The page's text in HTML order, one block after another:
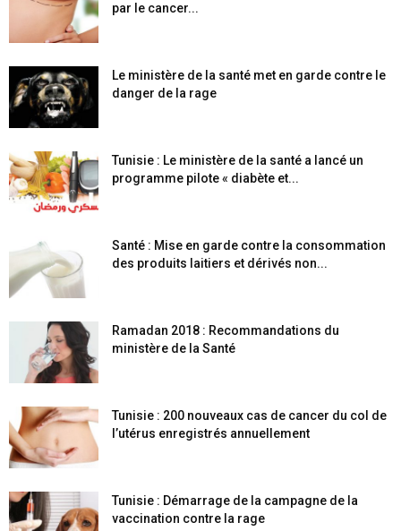
par le cancer...
Le ministère de la santé met en garde contre le
danger de la rage
Tunisie : Le ministère de la santé a lancé un
programme pilote « diabète et...
Santé : Mise en garde contre la consommation
des produits laitiers et dérivés non...
Ramadan 2018 : Recommandations du
ministère de la Santé
Tunisie : 200 nouveaux cas de cancer du col de
l’utérus enregistrés annuellement
Tunisie : Démarrage de la campagne de la
vaccination contre la rage